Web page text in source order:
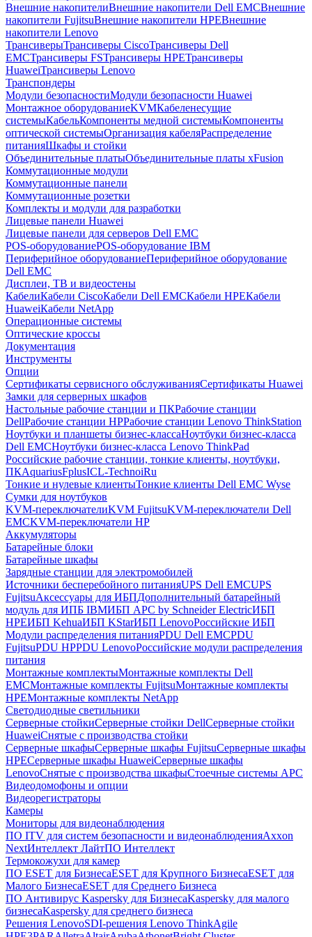
Внешние накопителиВнешние накопители Dell EMCВнешние
накопители FujitsuВнешние накопители HPEВнешние
накопители Lenovo
ТрансиверыТрансиверы CiscoТрансиверы Dell
EMCТрансиверы FSТрансиверы HPEТрансиверы
HuaweiТрансиверы Lenovo
Транспондеры
Модули безопасностиМодули безопасности Huawei
Монтажное оборудованиеKVMКабеленесущие
системыКабельКомпоненты медной системыКомпоненты
оптической системыОрганизация кабеляРаспределение
питанияШкафы и стойки
Объединительные платыОбъединительные платы xFusion
Коммутационные модули
Коммутационные панели
Коммутационные розетки
Комплекты и модули для разработки
Лицевые панели Huawei
Лицевые панели для серверов Dell EMC
POS-оборудованиеPOS-оборудование IBM
Периферийное оборудованиеПериферийное оборудование
Dell EMC
Дисплеи, ТВ и видеостены
КабелиКабели CiscoКабели Dell EMCКабели HPEКабели
HuaweiКабели NetApp
Операционные системы
Оптические кроссы
Документация
Инструменты
Опции
Сертификаты сервисного обслуживанияСертификаты Huawei
Замки для серверных шкафов
Настольные рабочие станции и ПКРабочие станции
DellРабочие станции HPРабочие станции Lenovo ThinkStation
Ноутбуки и планшеты бизнес-классаНоутбуки бизнес-класса
Dell EMCНоутбуки бизнес-класса Lenovo ThinkPad
Российские рабочие станции, тонкие клиенты, ноутбуки,
ПКAquariusFplusICL-TechnoiRu
Тонкие и нулевые клиентыТонкие клиенты Dell EMC Wyse
Сумки для ноутбуков
KVM-переключателиKVM FujitsuKVM-переключатели Dell
EMCKVM-переключатели HP
Аккумуляторы
Батарейные блоки
Батарейные шкафы
Зарядные станции для электромобилей
Источники бесперебойного питанияUPS Dell EMCUPS
FujitsuАксессуары для ИБПДополнительный батарейный
модуль для ИПБ IBMИБП APC by Schneider ElectricИБП
HPEИБП KehuaИБП KStarИБП LenovoРоссийские ИБП
Модули распределения питанияPDU Dell EMCPDU
FujitsuPDU HPPDU LenovoРоссийские модули распределения
питания
Монтажные комплектыМонтажные комплекты Dell
EMCМонтажные комплекты FujitsuМонтажные комплекты
HPEМонтажные комплекты NetApp
Светодиодные светильники
Серверные стойкиСерверные стойки DellСерверные стойки
HuaweiСнятые с производства стойки
Серверные шкафыСерверные шкафы FujitsuСерверные шкафы
HPEСерверные шкафы HuaweiСерверные шкафы
LenovoСнятые с производства шкафыСтоечные системы APC
Видеодомофоны и опции
Видеорегистраторы
Камеры
Мониторы для видеонаблюдения
ПО ITV для систем безопасности и видеонаблюденияAxxon
NextИнтеллект ЛайтПО Интеллект
Термокожухи для камер
ПО ESET для БизнесаESET для Крупного БизнесаESET для
Малого БизнесаESET для Среднего Бизнеса
ПО Антивирус Kaspersky для БизнесаKaspersky для малого
бизнесаKaspersky для среднего бизнеса
Решения LenovoSDI-решения Lenovo ThinkAgile